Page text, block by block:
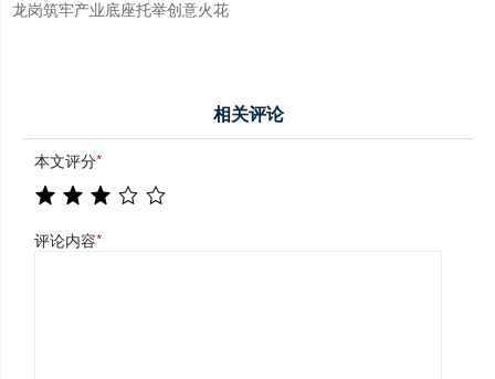
龙岗筑牢产业底座托举创意火花
相关评论
本文评分*
评论内容*